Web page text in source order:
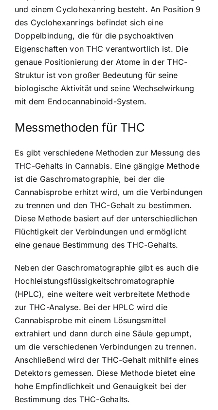
und einem Cyclohexanring besteht. An Position 9
des Cyclohexanrings befindet sich eine
Doppelbindung, die für die psychoaktiven
Eigenschaften von THC verantwortlich ist. Die
genaue Positionierung der Atome in der THC-
Struktur ist von großer Bedeutung für seine
biologische Aktivität und seine Wechselwirkung
mit dem Endocannabinoid-System.
Messmethoden für THC
Es gibt verschiedene Methoden zur Messung des
THC-Gehalts in Cannabis. Eine gängige Methode
ist die Gaschromatographie, bei der die
Cannabisprobe erhitzt wird, um die Verbindungen
zu trennen und den THC-Gehalt zu bestimmen.
Diese Methode basiert auf der unterschiedlichen
Flüchtigkeit der Verbindungen und ermöglicht
eine genaue Bestimmung des THC-Gehalts.
Neben der Gaschromatographie gibt es auch die
Hochleistungsflüssigkeitschromatographie
(HPLC), eine weitere weit verbreitete Methode
zur THC-Analyse. Bei der HPLC wird die
Cannabisprobe mit einem Lösungsmittel
extrahiert und dann durch eine Säule gepumpt,
um die verschiedenen Verbindungen zu trennen.
Anschließend wird der THC-Gehalt mithilfe eines
Detektors gemessen. Diese Methode bietet eine
hohe Empfindlichkeit und Genauigkeit bei der
Bestimmung des THC-Gehalts.